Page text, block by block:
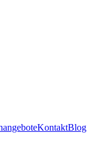
KontaktBlog